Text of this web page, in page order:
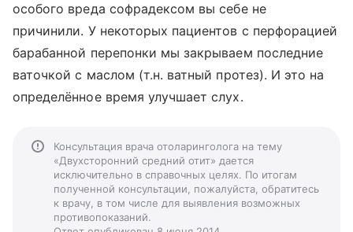
особого вреда софрадексом вы себе не
причинили. У некоторых пациентов с перфорацией
барабанной перепонки мы закрываем последние
ваточкой с маслом (т.н. ватный протез). И это на
определённое время улучшает слух.
Консультация врача отоларинголога на тему
«Двухсторонний средний отит» дается
исключительно в справочных целях. По итогам
полученной консультации, пожалуйста, обратитесь
к врачу, в том числе для выявления возможных
противопоказаний.